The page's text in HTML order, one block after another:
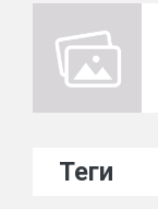
Теги